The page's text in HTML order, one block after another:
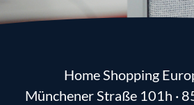
Home Shopping
Münchener Straße 101h ·